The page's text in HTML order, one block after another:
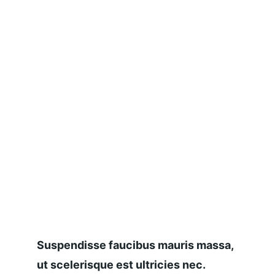
Suspendisse faucibus mauris massa,
ut scelerisque est ultricies nec.